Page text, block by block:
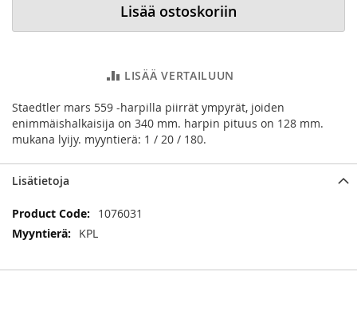
Lisää ostoskoriin
LISÄÄ VERTAILUUN
Staedtler mars 559 -harpilla piirrät ympyrät, joiden
enimmäishalkaisija on 340 mm. harpin pituus on 128 mm.
mukana lyijy. myyntierä: 1 / 20 / 180.
Lisätietoja
Lisätietoja
1076031
KPL